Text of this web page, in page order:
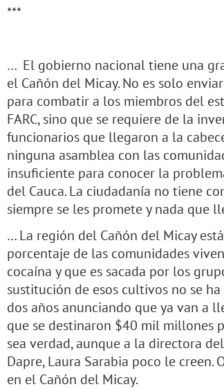
***
… El gobierno nacional tiene una
el Cañón del Micay. No es solo
para combatir a los miembros del
FARC, sino que se requiere de la
funcionarios que llegaron a la
ninguna asamblea con las
insuficiente para conocer la
del Cauca. La ciudadanía no tiene
siempre se les promete y nada que
… La región del Cañón del Micay
porcentaje de las comunidades
cocaína y que es sacada por los
sustitución de esos cultivos no se
dos años anunciando que ya van a
que se destinaron $40 mil millones
sea verdad, aunque a la directora
Dapre, Laura Sarabia poco le
en el Cañón del Micay.